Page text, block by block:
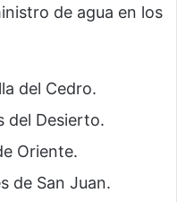
de agua en los
del Cedro.
del Desierto.
Oriente.
de San Juan.